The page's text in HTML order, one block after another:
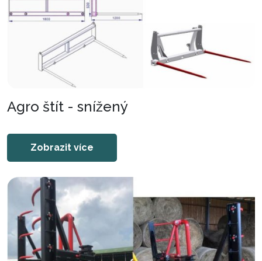
Agro štít - snížený
Zobrazit více